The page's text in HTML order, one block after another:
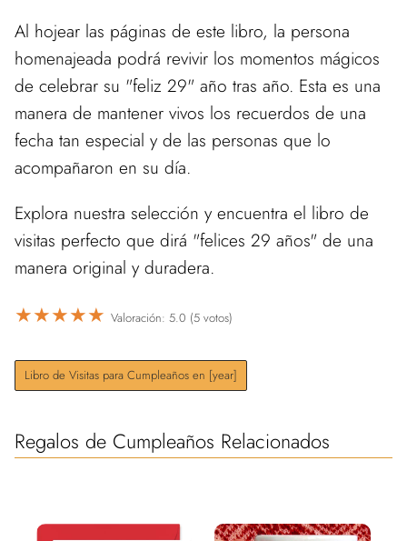
Al hojear las páginas de este libro, la persona
homenajeada podrá revivir los momentos mágicos
de celebrar su "feliz 29" año tras año. Esta es una
manera de mantener vivos los recuerdos de una
fecha tan especial y de las personas que lo
acompañaron en su día.
Explora nuestra selección y encuentra el libro de
visitas perfecto que dirá "felices 29 años" de una
manera original y duradera.
★★★★★ Valoración: 5.0 (5 votos)
Libro de Visitas para Cumpleaños en [year]
Regalos de Cumpleaños Relacionados